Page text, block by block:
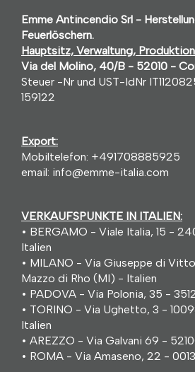
Emme Antincendio Srl -
Feuerlöschern.
Hauptsitz, Verwaltung,
Via del Molino, 40/B - 52010 -
Steuer -Nr und UST-IdNr
159122
Export:
Mobiltelefon: +491708885925
email: info@emme-italia.com
VERKAUFSPUNKTE IN ITALIEN:
• BERGAMO - Viale Italia, 15 -
Italien
• MILANO - Via Giuseppe di
Mazzo di Rho (MI) - Italien
• PADOVA - Via Polonia, 35 -
• TORINO - Via Ughetto, 3 -
Italien
• AREZZO - Via Galvani 69 -
• ROMA - Via Amaseno, 22 -